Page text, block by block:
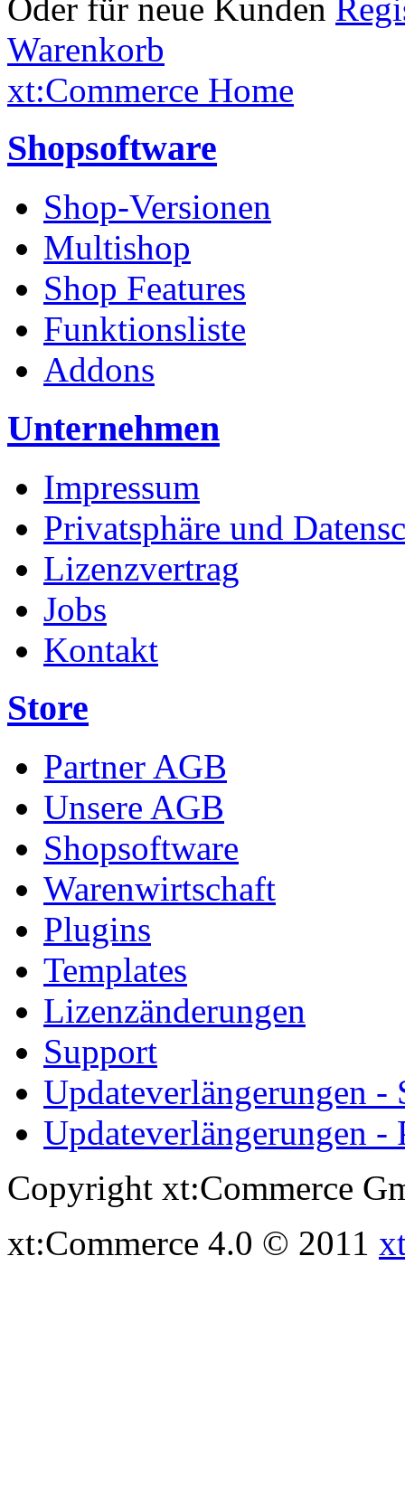
Oder für neue Kunden
Warenkorb
xt:Commerce Home
Shopsoftware
Shop-Versionen
Multishop
Shop Features
Funktionsliste
Addons
Unternehmen
Impressum
Privatsphäre und
Lizenzvertrag
Jobs
Kontakt
Store
Partner AGB
Unsere AGB
Shopsoftware
Warenwirtschaft
Plugins
Templates
Lizenzänderungen
Support
Updateverlängerungen -
Updateverlängerungen -
Copyright xt:Commerce
xt:Commerce 4.0 © 2011